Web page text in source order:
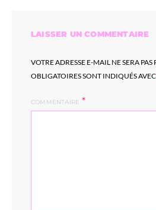
LAISSER UN COMMENTAIRE
VOTRE ADRESSE E-MAIL NE SERA PAS
OBLIGATOIRES SONT INDIQUÉS AVEC
COMMENTAIRE